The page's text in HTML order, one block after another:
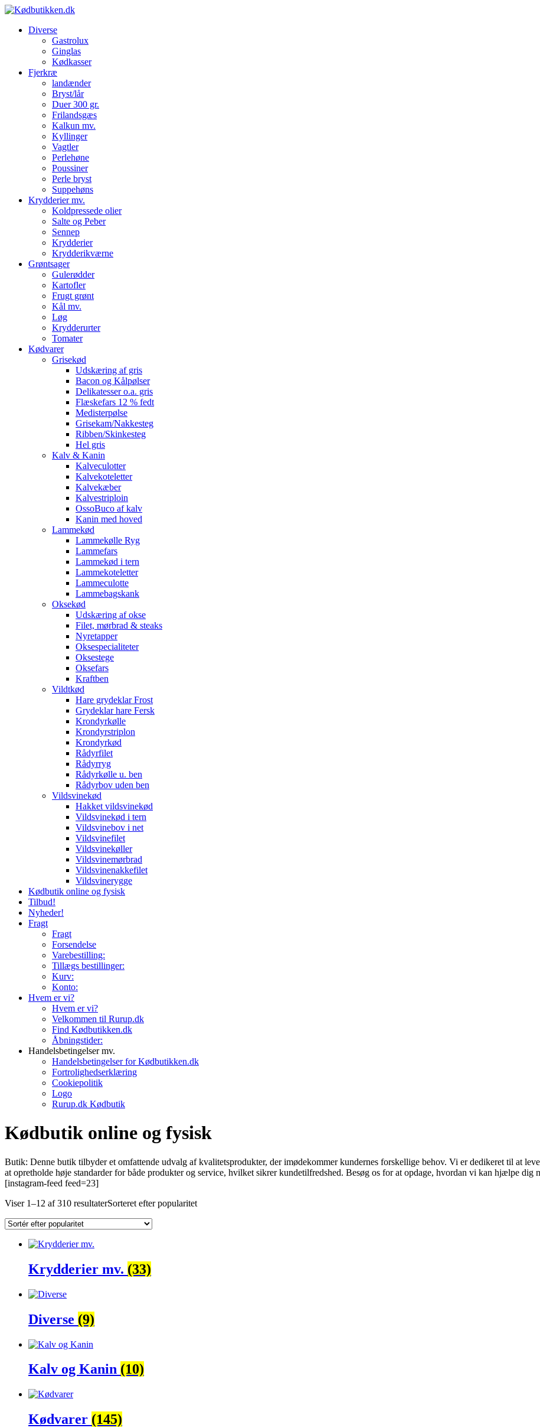
Diverse
Gastrolux
Ginglas
Kødkasser
Fjerkræ
landænder
Bryst/lår
Duer 300 gr.
Frilandsgæs
Kalkun mv.
Kyllinger
Vagtler
Perlehøne
Poussiner
Perle bryst
Suppehøns
Krydderier mv.
Koldpressede olier
Salte og Peber
Sennep
Krydderier
Krydderikværne
Grøntsager
Gulerødder
Kartofler
Frugt grønt
Kål mv.
Løg
Krydderurter
Tomater
Kødvarer
Grisekød
Udskæring af gris
Bacon og Kålpølser
Delikatesser o.a. gris
Flæskefars 12 % fedt
Medisterpølse
Grisekam/Nakkesteg
Ribben/Skinkesteg
Hel gris
Kalv & Kanin
Kalveculotter
Kalvekoteletter
Kalvekæber
Kalvestriploin
OssoBuco af kalv
Kanin med hoved
Lammekød
Lammekølle Ryg
Lammefars
Lammekød i tern
Lammekoteletter
Lammeculotte
Lammebagskank
Oksekød
Udskæring af okse
Filet, mørbrad & steaks
Nyretapper
Oksespecialiteter
Oksestege
Oksefars
Kraftben
Vildtkød
Hare grydeklar Frost
Grydeklar hare Fersk
Krondyrkølle
Krondyrstriplon
Krondyrkød
Rådyrfilet
Rådyrryg
Rådyrkølle u. ben
Rådyrbov uden ben
Vildsvinekød
Hakket vildsvinekød
Vildsvinekød i tern
Vildsvinebov i net
Vildsvinefilet
Vildsvinekøller
Vildsvinemørbrad
Vildsvinenakkefilet
Vildsvinerygge
Kødbutik online og fysisk
Tilbud!
Nyheder!
Fragt
Fragt
Forsendelse
Varebestilling:
Tillægs bestillinger:
Kurv:
Konto:
Hvem er vi?
Hvem er vi?
Velkommen til Rurup.dk
Find Kødbutikken.dk
Åbningstider:
Handelsbetingelser mv.
Handelsbetingelser for Kødbutikken.dk
Fortrolighedserklæring
Cookiepolitik
Logo
Rurup.dk Kødbutik
Kødbutik online og fysisk
Butik: Denne butik tilbyder et omfattende udvalg af kvalitetsprodukter, der imødekommer kundernes forskellige behov. Vi er dedikeret til at
at opretholde høje standarder for både produkter og service, hvilket sikrer kundetilfredshed. Besøg os for at opdage, hvordan vi kan hjælpe
[instagram-feed feed=23]
Viser 1–12 af 310 resultaterSorteret efter popularitet
Krydderier mv. (33)
Diverse (9)
Kalv og Kanin (10)
Kødvarer (145)